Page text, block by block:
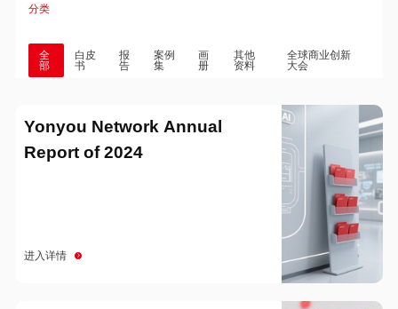
分类
全
部
白皮
书
报
告
案例
集
画
册
其他
资料
全球商业创新
大会
Yonyou Network Annual
Report of 2024
进入详情